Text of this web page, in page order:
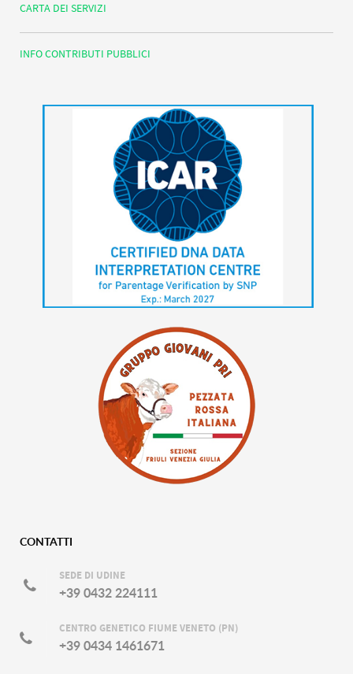
CARTA DEI SERVIZI
INFO CONTRIBUTI PUBBLICI
CONTATTI
SEDE DI UDINE
+39 0432 224111
CENTRO GENETICO FIUME VENETO (PN)
+39 0434 1461671